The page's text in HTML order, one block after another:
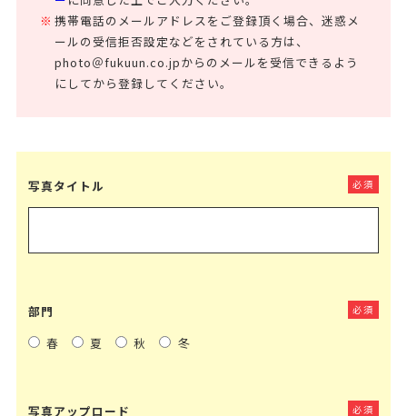
携帯電話のメールアドレスをご登録頂く場合、迷惑メ
ールの受信拒否設定などをされている方は、
photo＠fukuun.co.jpからのメールを受信できるよう
にしてから登録してください。
写真タイトル 必須
部門 必須
春 夏 秋 冬
写真アップロード 必須